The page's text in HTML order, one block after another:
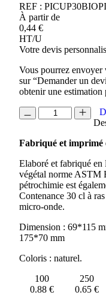
REF : PICUP30BIOPI
À partir de
0,44 €
HT/U
Votre devis
Vous pourrez
sur “Demander un
obtenir une estimation
quantité
de
30CL
Fabriqué et imprimé
Elaboré et fabriqué
végétal norme ASTM
pétrochimie est
Contenance 30 cl à
micro-onde.
Dimension : 69*115
175*70 mm
Coloris : naturel.
100
250
0.88 €
0.65 €